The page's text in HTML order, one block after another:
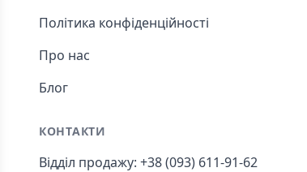
Політика конфіденційності
Про нас
Блог
КОНТАКТИ
Відділ продажу: +38 (093) 611-91-62